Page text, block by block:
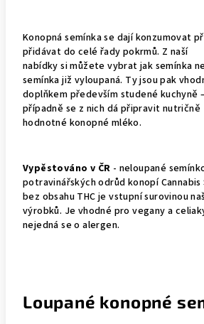
Konopná semínka se dají konzumovat
přidávat do celé řady pokrmů. Z naší
nabídky si můžete vybrat jak semínka
semínka již vyloupaná. Ty jsou pak
doplňkem především studené kuchyně
případně se z nich dá připravit nutričně
hodnotné konopné mléko.
Vypěstováno v ČR - neloupané
potravinářských odrůd konopí Cannabis
bez obsahu THC je vstupní surovinou
výrobků. Je vhodné pro vegany a
nejedná se o alergen.
Loupané konopné